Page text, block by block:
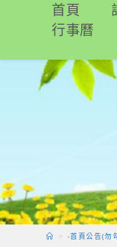
要
首頁
行事曆
> -首頁公告(勿